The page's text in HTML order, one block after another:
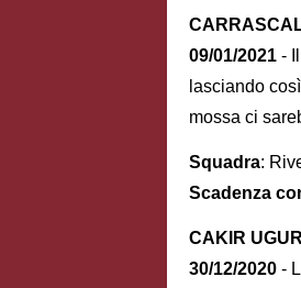
09/01/2021 -
lasciando
mossa ci
Squadra:
Scadenza
CAKIR
30/12/2020 -